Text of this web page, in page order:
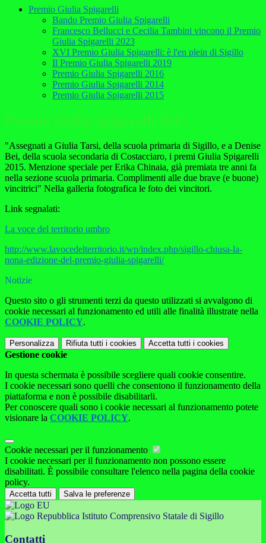
Premio Giulia Spigarelli
Bando Premio Giulia Spigarelli
Francesco Bellucci e Cecilia Tambini vincono il Premio
Giulia Spigarelli 2023
XVI Premio Giulia Spigarelli: è l'en plein di Sigillo
Il Premio Giulia Spigarelli 2019
Premio Giulia Spigarelli 2016
Premio Giulia Spigarelli 2014
Premio Giulia Spigarelli 2015
Premio Giulia Spigarelli 2015
"Assegnati a Giulia Tarsi, della scuola primaria di Sigillo, e a Denise
Bei, della scuola secondaria di Costacciaro, i premi Giulia Spigarelli
2015. Menzione speciale per Erika Chinaia, già premiata tre anni fa
nella sezione scuola primaria. Complimenti alle due brave (e buone)
vincitrici" Nella galleria fotografica le foto dei vincitori.
Link segnalati:
La voce del territorio umbro
http://www.lavocedelterritorio.it/wp/index.php/sigillo-chiusa-la-
nona-edizione-del-premio-giulia-spigarelli/
Notizie
Questo sito o gli strumenti terzi da questo utilizzati si avvalgono di
cookie necessari al funzionamento ed utili alle finalità illustrate nella
COOKIE POLICY.
Personalizza Rifiuta tutti i cookies Accetta tutti i cookies
Gestione cookie
In questa schermata è possibile scegliere quali cookie consentire.
I cookie necessari sono quelli che consentono il funzionamento della
piattaforma e non è possibile disabilitarli.
Per conoscere quali sono i cookie necessari al funzionamento potete
visionare la COOKIE POLICY.
Cookie necessari per il funzionamento
I cookie necessari per il funzionamento non possono essere
disabilitati. È possibile consultare l'elenco nella pagina della cookie
policy.
Accetta tutti Salva le preferenze
Istituto Comprensivo Statale di Sigillo
Contatti